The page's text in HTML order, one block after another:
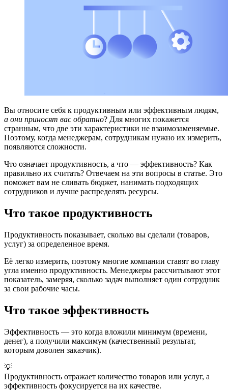
Вы относите себя к продуктивным или эффективным людям,
а они приносят вас обратно? Для многих покажется
странным, что две эти характеристики не взаимозаменяемые.
Поэтому, когда менеджерам, сотрудникам нужно их измерить,
появляются сложности.
Что означает продуктивность, а что — эффективность? Как
правильно их считать? Отвечаем на эти вопросы в статье. Это
поможет вам не сливать бюджет, нанимать подходящих
сотрудников и лучше распределять ресурсы.
Что такое продуктивность
Продуктивность показывает, сколько вы сделали (товаров,
услуг) за определенное время.
Её легко измерить, поэтому многие компании ставят во главу
угла именно продуктивность. Менеджеры рассчитывают этот
показатель, замеряя, сколько задач выполняет один сотрудник
за свои рабочие часы.
Что такое эффективность
Эффективность — это когда вложили минимум (времени,
денег), а получили максимум (качественный результат,
которым доволен заказчик).
💡
Продуктивность отражает количество товаров или услуг, а
эффективность фокусируется на их качестве.